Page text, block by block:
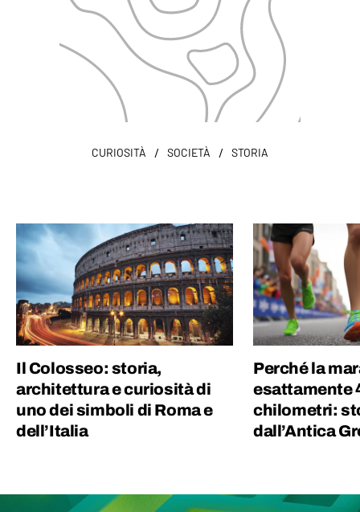
CURIOSITÀ / SOCIETÀ / STORIA
Il Colosseo: storia,
architettura e curiosità di
uno dei simboli di Roma e
dell’Italia
Perché la
esattamente
chilometri:
dall’Antica